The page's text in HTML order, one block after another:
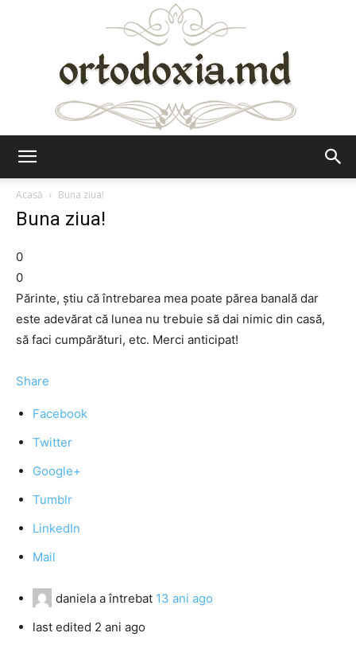
Acasă
Buna ziua!
Buna ziua!
0
0
Părinte, știu că întrebarea mea poate părea banală dar
este adevărat că lunea nu trebuie să dai nimic din casă,
să faci cumpărături, etc. Merci anticipat!
Share
Facebook
Twitter
Google+
Tumblr
LinkedIn
Mail
daniela a întrebat 13 ani ago
last edited 2 ani ago